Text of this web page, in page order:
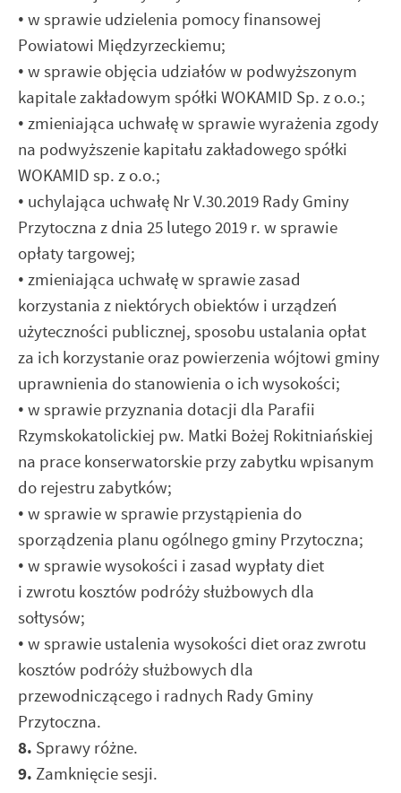
• w sprawie udzielenia pomocy finansowej
Powiatowi Międzyrzeckiemu;
• w sprawie objęcia udziałów w podwyższonym
kapitale zakładowym spółki WOKAMID Sp. z o.o.;
• zmieniająca uchwałę w sprawie wyrażenia zgody
na podwyższenie kapitału zakładowego spółki
WOKAMID sp. z o.o.;
• uchylająca uchwałę Nr V.30.2019 Rady Gminy
Przytoczna z dnia 25 lutego 2019 r. w sprawie
opłaty targowej;
• zmieniająca uchwałę w sprawie zasad
korzystania z niektórych obiektów i urządzeń
użyteczności publicznej, sposobu ustalania opłat
za ich korzystanie oraz powierzenia wójtowi gminy
uprawnienia do stanowienia o ich wysokości;
• w sprawie przyznania dotacji dla Parafii
Rzymskokatolickiej pw. Matki Bożej Rokitniańskiej
na prace konserwatorskie przy zabytku wpisanym
do rejestru zabytków;
• w sprawie w sprawie przystąpienia do
sporządzenia planu ogólnego gminy Przytoczna;
• w sprawie wysokości i zasad wypłaty diet
i zwrotu kosztów podróży służbowych dla
sołtysów;
• w sprawie ustalenia wysokości diet oraz zwrotu
kosztów podróży służbowych dla
przewodniczącego i radnych Rady Gminy
Przytoczna.
8. Sprawy różne.
9. Zamknięcie sesji.